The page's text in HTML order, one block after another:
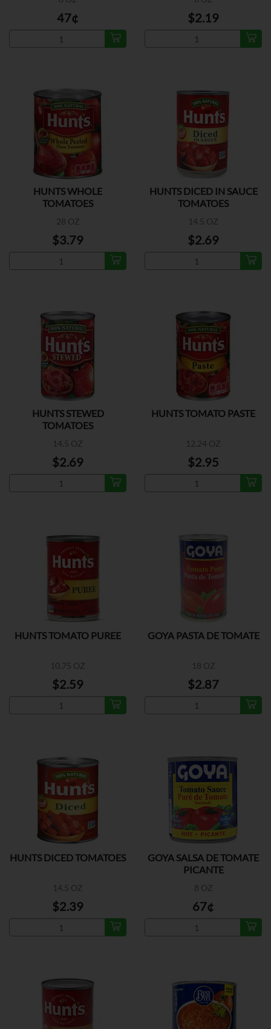
47¢ $2.19
HUNTS WHOLE
TOMATOES
28 OZ
$3.79
HUNTS DICED IN SAUCE
TOMATOES
14.5 OZ
$2.69
HUNTS STEWED
TOMATOES
14.5 OZ
$2.69
HUNTS TOMATO PASTE
12.24 OZ
$2.95
HUNTS TOMATO PUREE
10.75 OZ
$2.59
GOYA PASTA DE TOMATE
18 OZ
$2.87
HUNTS DICED TOMATOES
14.5 OZ
$2.39
GOYA SALSA DE TOMATE
PICANTE
8 OZ
67¢